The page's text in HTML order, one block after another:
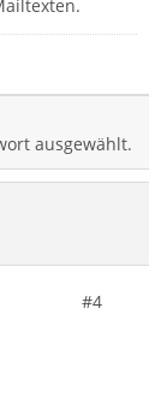
ausgewählt.
#4